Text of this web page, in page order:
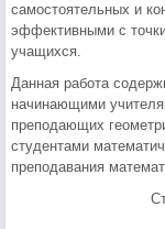
самостоятельных и
эффективными с
учащихся.
Данная работа
начинающими
преподающих
студентами
преподавания